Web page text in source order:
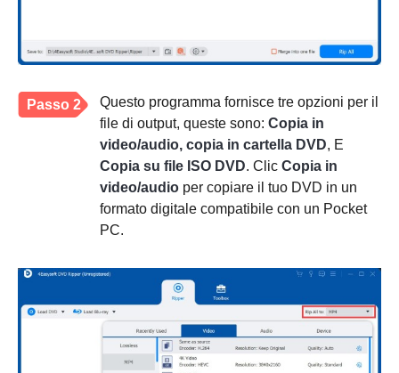
Passo 2
Questo programma fornisce tre opzioni per il
file di output, queste sono: Copia in
video/audio, copia in cartella DVD, E
Copia su file ISO DVD. Clic Copia in
video/audio per copiare il tuo DVD in un
formato digitale compatibile con un Pocket
PC.